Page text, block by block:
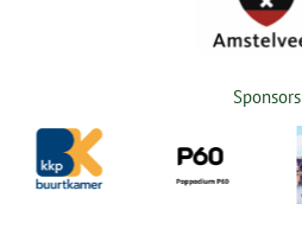
Sponsors